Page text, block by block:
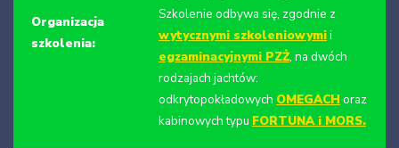
Organizacja
szkolenia:
Szkolenie odbywa się, zgodnie z
wytycznymi szkoleniowymii
egzaminacyjnymi PZŻ, na dwóch
rodzajach jachtów:
odkrytopokładowych OMEGACH oraz
kabinowych typu FORTUNA i MORS.